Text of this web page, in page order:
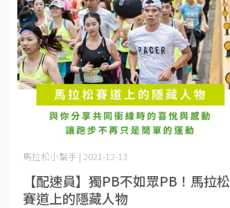
【配速員】獨PB不如眾PB！馬拉松
賽道上的隱藏人物
馬拉松小幫手 | 2021-12-13